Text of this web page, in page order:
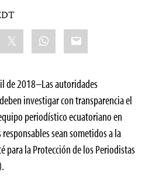
WhatsApp
Email
de 2018–Las autoridades
investigar con transparencia el
periodístico ecuatoriano en
sean sometidos a la
para la Protección de los Periodistas